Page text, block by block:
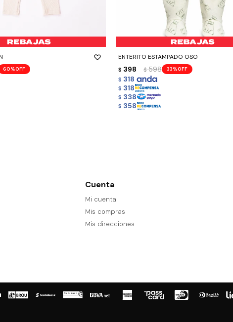
60
ENTERITO ESTAMPADO OSO
$ 398 $ 598 33
$ 318
$ 318
$ 338
$ 358
- +
Cuenta
Mi cuenta
Mis compras
Mis direcciones